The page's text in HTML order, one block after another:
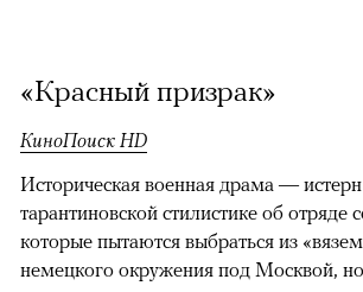
«Красный призрак»
КиноПоиск HD
Историческая военная драма —
тарантиновской стилистике об отряде
которые пытаются выбраться из
немецкого окружения под Москвой, но